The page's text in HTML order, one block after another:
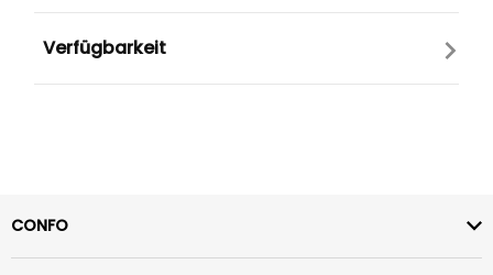
Verfügbarkeit
CONFO